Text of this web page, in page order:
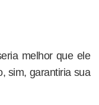
melhor que ele
sim, garantiria sua